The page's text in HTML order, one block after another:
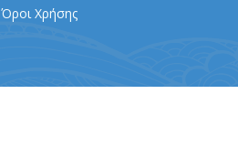
Όροι Χρήσης